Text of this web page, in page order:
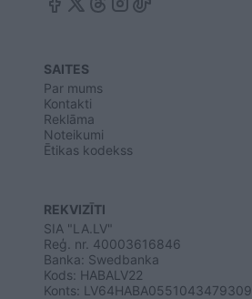
SAITES
Par mums
Kontakti
Reklāma
Noteikumi
Ētikas kodekss
REKVIZĪTI
SIA "LA.LV"
Reģ. nr. 40003616846
Banka: Swedbanka
Kods: HABALV22
Konts: LV64HABA0551043479309